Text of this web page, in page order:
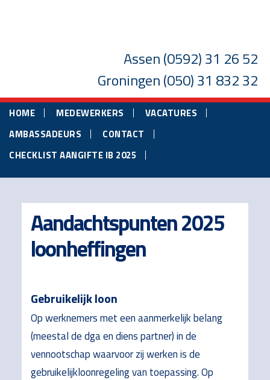
Assen(0592) 31 26 52
Groningen(050) 31 832 32
HOME MEDEWERKERS
VACATURES
AMBASSADEURS
CONTACT
CHECKLIST AANGIFTE IB 2025
Aandachtspunten 2025
loonheffingen
Gebruikelijk loon
Op werknemers met een aanmerkelijk belang
(meestal de dga en diens partner) in de
vennootschap waarvoor zij werken is de
gebruikelijkloonregeling van toepassing. Op